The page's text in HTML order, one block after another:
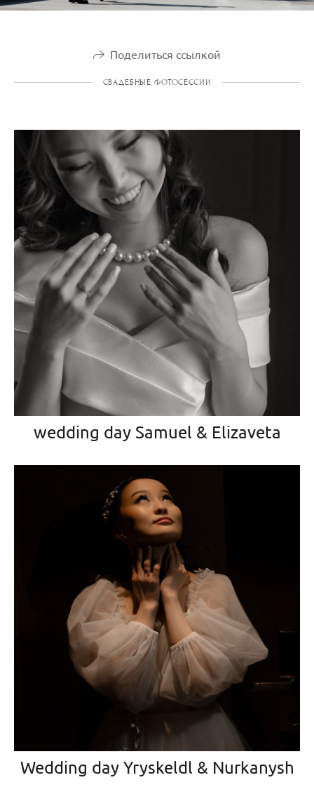
Поделиться ссылкой
СВАДЕБНЫЕ ФОТОСЕССИИ
wedding day Samuel & Elizaveta
Wedding day Yryskeldl & Nurkanysh